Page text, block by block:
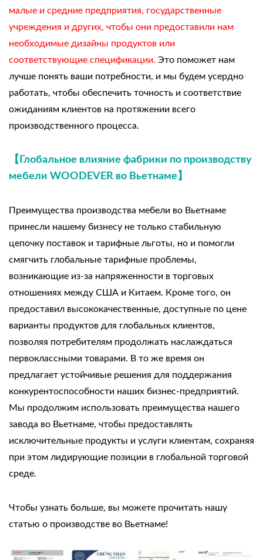
малые и средние предприятия, государственные
учреждения и других, чтобы они предоставили нам
необходимые дизайны продуктов или
соответствующие спецификации. Это поможет нам
лучше понять ваши потребности, и мы будем усердно
работать, чтобы обеспечить точность и соответствие
ожиданиям клиентов на протяжении всего
производственного процесса.
【Глобальное влияние фабрики по производству
мебели WOODEVER во Вьетнаме】
Преимущества производства мебели во Вьетнаме
принесли нашему бизнесу не только стабильную
цепочку поставок и тарифные льготы, но и помогли
смягчить глобальные тарифные проблемы,
возникающие из-за напряженности в торговых
отношениях между США и Китаем. Кроме того, он
предоставил высококачественные, доступные по цене
варианты продуктов для глобальных клиентов,
позволяя потребителям продолжать наслаждаться
первоклассными товарами. В то же время он
предлагает устойчивые решения для поддержания
конкурентоспособности наших бизнес-предприятий.
Мы продолжим использовать преимущества нашего
завода во Вьетнаме, чтобы предоставлять
исключительные продукты и услуги клиентам, сохраняя
при этом лидирующие позиции в глобальной торговой
среде.
Чтобы узнать больше, вы можете прочитать нашу
статью о производстве во Вьетнаме!